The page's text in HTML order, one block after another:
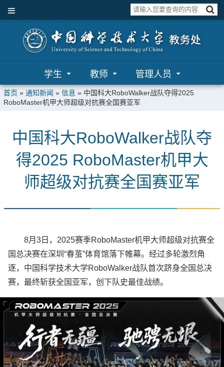
学生 教师 管理人员
首页 » 通知新闻 » 信息 » 中国科大RoboWalker战队夺得2025
RoboMaster机甲大师超级对抗赛全国赛亚军
中国科大RoboWalker战队夺
得2025 RoboMaster机甲大
师超级对抗赛全国赛亚军
8月3日，2025赛季RoboMaster机甲大师超级对抗赛全
国总决赛在深圳“春茧”体育馆落下帷幕。经过多轮激烈角
逐，中国科学技术大学RoboWalker战队首次跻身全国总决
赛，最终斩获全国亚军，创下队史最佳战绩。